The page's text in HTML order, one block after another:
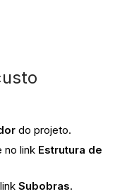
do projeto.
no link Estrutura de
Subobras.